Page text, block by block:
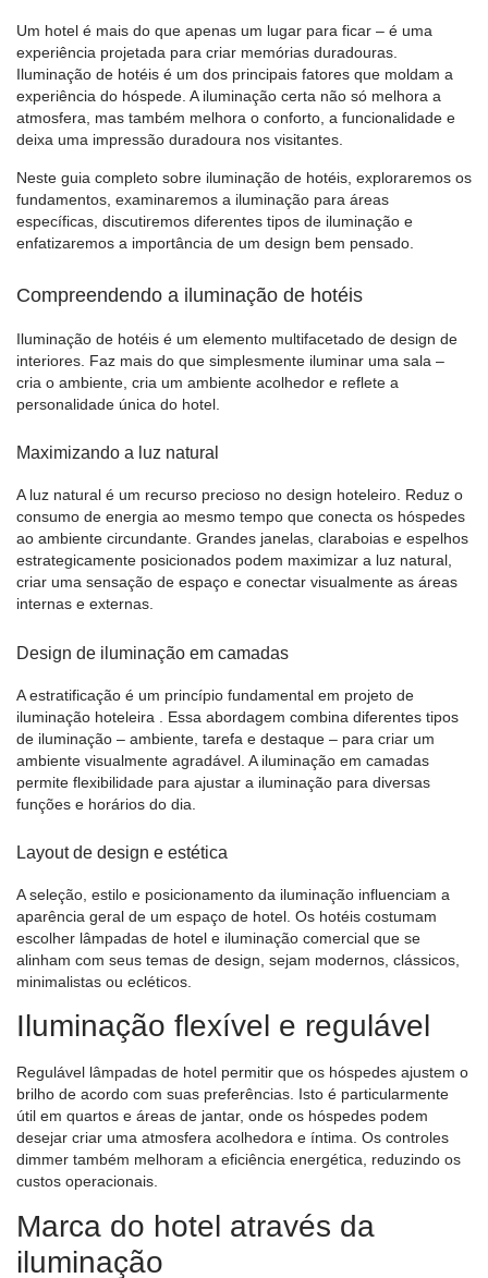
Um hotel é mais do que apenas um lugar para ficar – é uma
experiência projetada para criar memórias duradouras.
Iluminação de hotéis é um dos principais fatores que moldam a
experiência do hóspede. A iluminação certa não só melhora a
atmosfera, mas também melhora o conforto, a funcionalidade e
deixa uma impressão duradoura nos visitantes.
Neste guia completo sobre iluminação de hotéis, exploraremos os
fundamentos, examinaremos a iluminação para áreas
específicas, discutiremos diferentes tipos de iluminação e
enfatizaremos a importância de um design bem pensado.
Compreendendo a iluminação de hotéis
Iluminação de hotéis é um elemento multifacetado de design de
interiores. Faz mais do que simplesmente iluminar uma sala –
cria o ambiente, cria um ambiente acolhedor e reflete a
personalidade única do hotel.
Maximizando a luz natural
A luz natural é um recurso precioso no design hoteleiro. Reduz o
consumo de energia ao mesmo tempo que conecta os hóspedes
ao ambiente circundante. Grandes janelas, claraboias e espelhos
estrategicamente posicionados podem maximizar a luz natural,
criar uma sensação de espaço e conectar visualmente as áreas
internas e externas.
Design de iluminação em camadas
A estratificação é um princípio fundamental em projeto de
iluminação hoteleira
. Essa abordagem combina diferentes tipos
de iluminação – ambiente, tarefa e destaque – para criar um
ambiente visualmente agradável. A iluminação em camadas
permite flexibilidade para ajustar a iluminação para diversas
funções e horários do dia.
Layout de design e estética
A seleção, estilo e posicionamento da iluminação influenciam a
aparência geral de um espaço de hotel. Os hotéis costumam
escolher lâmpadas de hotel e iluminação comercial que se
alinham com seus temas de design, sejam modernos, clássicos,
minimalistas ou ecléticos.
Iluminação flexível e regulável
Regulável lâmpadas de hotel permitir que os hóspedes ajustem o
brilho de acordo com suas preferências. Isto é particularmente
útil em quartos e áreas de jantar, onde os hóspedes podem
desejar criar uma atmosfera acolhedora e íntima. Os controles
dimmer também melhoram a eficiência energética, reduzindo os
custos operacionais.
Marca do hotel através da
iluminação